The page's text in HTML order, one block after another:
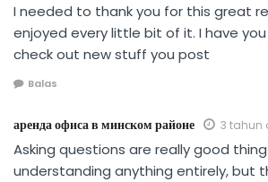
I needed to thank you for this great
enjoyed every little bit of it. I have
check out new stuff you post
Balas
аренда офиса в минском районе 3 tahun
Asking questions are really good
understanding anything entirely, but